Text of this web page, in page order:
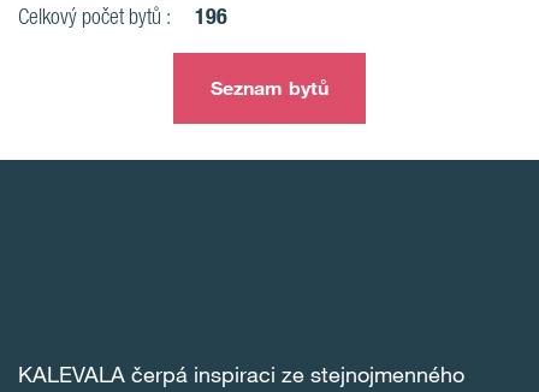
Celkový počet bytů : 196
Seznam bytů
KALEVALA čerpá inspiraci ze stejnojmenného